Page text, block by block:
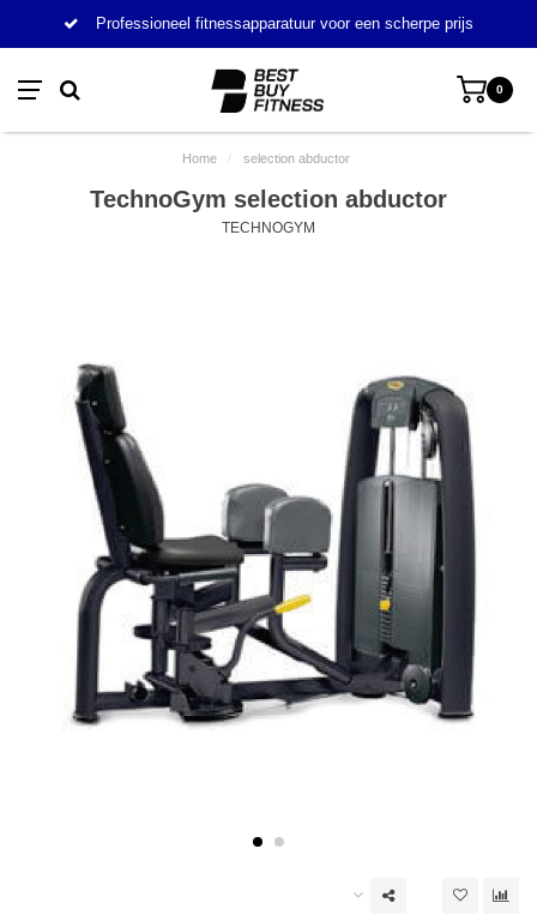
Professioneel fitnessapparatuur voor een scherpe prijs
0
Home / selection abductor
TechnoGym selection abductor
TECHNOGYM